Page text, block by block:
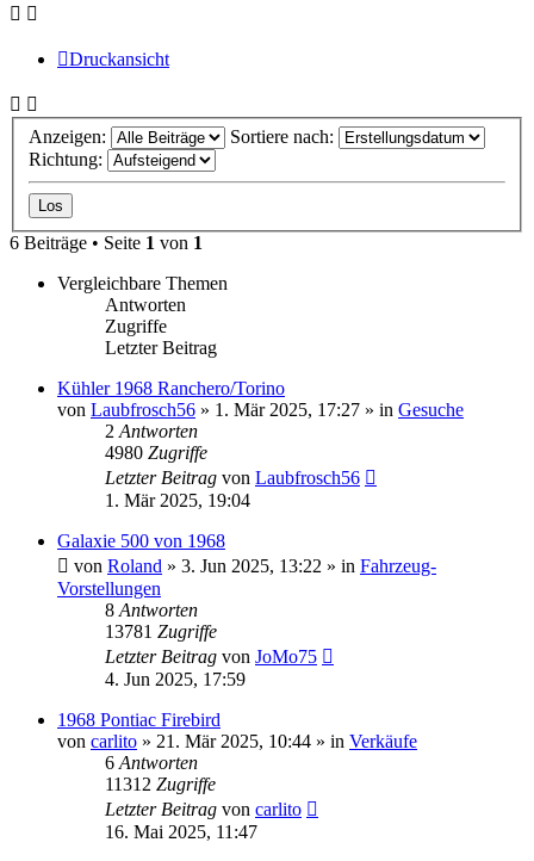
Druckansicht
Anzeigen:
Sortiere nach:
Richtung:
6 Beiträge • Seite 1 von 1
Vergleichbare Themen
Antworten
Zugriffe
Letzter Beitrag
Kühler 1968 Ranchero/Torino
von Laubfrosch56 » 1. Mär 2025, 17:27 » in Gesuche
2 Antworten
4980 Zugriffe
Letzter Beitrag von Laubfrosch56
1. Mär 2025, 19:04
Galaxie 500 von 1968
von Roland » 3. Jun 2025, 13:22 » in Fahrzeug-
Vorstellungen
8 Antworten
13781 Zugriffe
Letzter Beitrag von JoMo75
4. Jun 2025, 17:59
1968 Pontiac Firebird
von carlito » 21. Mär 2025, 10:44 » in Verkäufe
6 Antworten
11312 Zugriffe
Letzter Beitrag von carlito
16. Mai 2025, 11:47